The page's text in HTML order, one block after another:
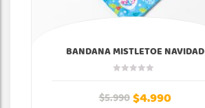
BANDANA MISTLETOE NAVIDAD
$5.990$4.990